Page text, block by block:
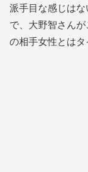
派手目な感じは
で、大野智さん
の相手女性とはタ